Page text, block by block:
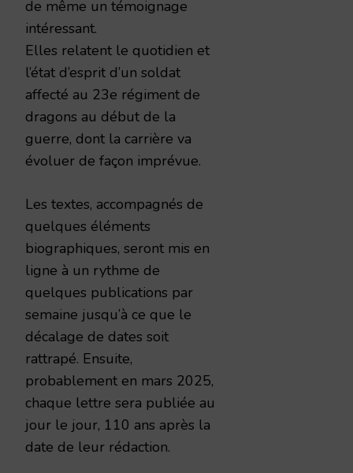
de même un témoignage
intéressant.
Elles relatent le quotidien et
l’état d’esprit d’un soldat
affecté au 23e régiment de
dragons au début de la
guerre, dont la carrière va
évoluer de façon imprévue.
Les textes, accompagnés de
quelques éléments
biographiques, seront mis en
ligne à un rythme de
quelques publications par
semaine jusqu’à ce que le
décalage de dates soit
rattrapé. Ensuite,
probablement en mars 2025,
chaque lettre sera publiée au
jour le jour, 110 ans après la
date de leur rédaction.